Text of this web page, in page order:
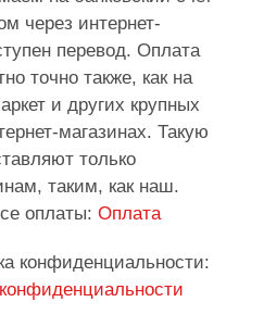
через интернет-
перевод. Оплата
точно также, как на
и других крупных
магазинах. Такую
только
таким, как наш.
оплаты: Оплата
конфиденциальности: